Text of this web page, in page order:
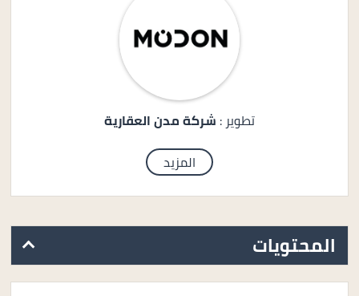
تطوير : شركة مدن العقارية
المزيد
المحتويات